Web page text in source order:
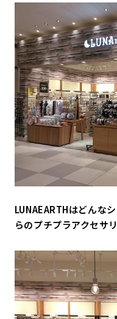
LUNAEARTHはどんな
らのプチプラアクセサ